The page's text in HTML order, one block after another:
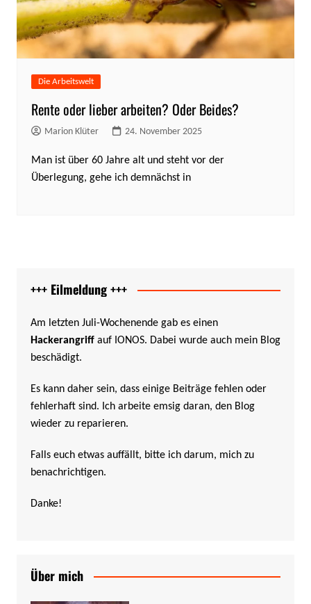
Die Arbeitswelt
Rente oder lieber arbeiten? Oder Beides?
Marion Klüter 24. November 2025
Man ist über 60 Jahre alt und steht vor der
Überlegung, gehe ich demnächst in
+++ Eilmeldung +++
Am letzten Juli-Wochenende gab es einen
Hackerangriffauf IONOS. Dabei wurde auch mein Blog
beschädigt.
Es kann daher sein, dass einige Beiträge fehlen oder
fehlerhaft sind. Ich arbeite emsig daran, den Blog
wieder zu reparieren.
Falls euch etwas auffällt, bitte ich darum, mich zu
benachrichtigen.
Danke!
Über mich